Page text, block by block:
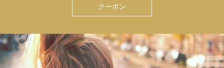
クーポン